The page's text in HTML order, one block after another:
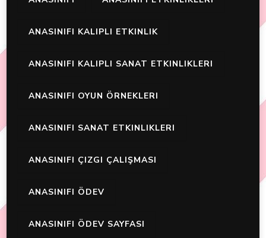
ANASINIFI KALIPLI ETKINLIK
ANASINIFI KALIPLI SANAT ETKINLIKLERI
ANASINIFI OYUN ÖRNEKLERI
ANASINIFI SANAT ETKINLIKLERI
ANASINIFI ÇIZGI ÇALIŞMASI
ANASINIFI ÖDEV
ANASINIFI ÖDEV SAYFASI